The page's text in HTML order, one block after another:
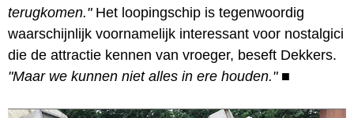
terugkomen."Het loopingschip is tegenwoordig
waarschijnlijk voornamelijk interessant voor nostalgici
die de attractie kennen van vroeger, beseft Dekkers.
"Maar we kunnen niet alles in ere houden." ■